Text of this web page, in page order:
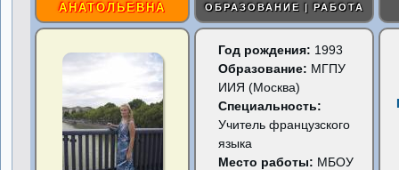
АНАТОЛЬЕВНА
ОБРАЗОВАНИЕ | РАБОТА
Год рождения: 1993
Образование: МГПУ
ИИЯ (Москва)
Специальность:
Учитель французского
языка
Место работы: МБОУ